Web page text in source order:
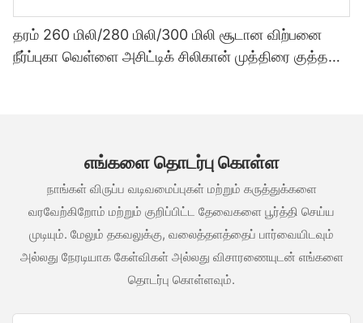
தரம் 260 மிலி/280 மிலி/300 மிலி சூடான விற்பனை
நீர்ப்புகா வெள்ளை அசிட்டிக் சிலிகான் முத்திரை குத்த
எங்களை தொடர்பு கொள்ள
நாங்கள் விருப்ப வடிவமைப்புகள் மற்றும் கருத்துக்களை
வரவேற்கிறோம் மற்றும் குறிப்பிட்ட தேவைகளை பூர்த்தி செய்ய
முடியும். மேலும் தகவலுக்கு, வலைத்தளத்தைப் பார்வையிடவும்
அல்லது நேரடியாக கேள்விகள் அல்லது விசாரணையுடன் எங்களை
தொடர்பு கொள்ளவும்.